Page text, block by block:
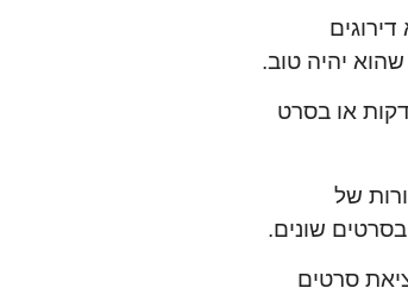
או בסרט
של
סרטים